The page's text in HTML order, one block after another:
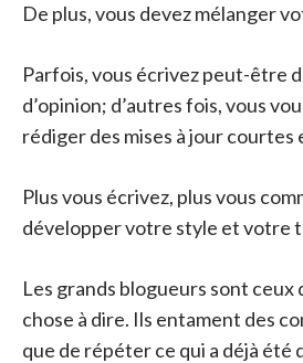
De plus, vous devez mélanger
Parfois, vous écrivez peut-être
d’opinion; d’autres fois, vous
rédiger des mises à jour courtes
Plus vous écrivez, plus vous
développer votre style et votre
Les grands blogueurs sont ceux
chose à dire. Ils entament des
que de répéter ce qui a déjà été